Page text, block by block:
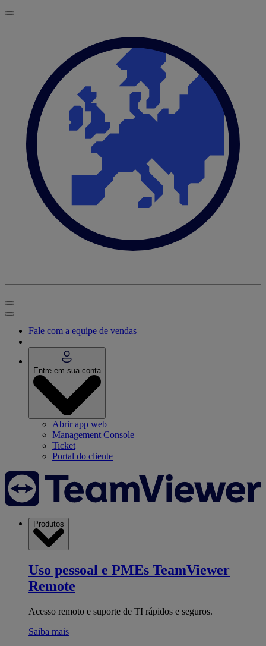
Fale com a equipe de vendas
Entre em sua conta
Abrir app web
Management Console
Ticket
Portal do cliente
Produtos
Uso pessoal e PMEs TeamViewer
Remote
Acesso remoto e suporte de TI rápidos e seguros.
Saiba mais